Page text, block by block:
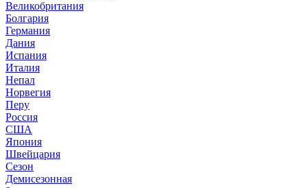
Великобритания
Болгария
Германия
Дания
Испания
Италия
Непал
Норвегия
Перу
Россия
США
Япония
Швейцария
Сезон
Демисезонная